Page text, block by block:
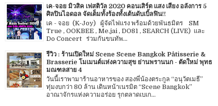
เค-จอย มิวสิค เฟสติวัล 2020 คอนเสิร์ต แสง เสียง อลังการ 5
ศิลปินไอดอล จัดเต็มทั้งร้องทั้งเต้นดับเบิ้ลฟิน!!
เค - จอย (K-Joy) ผู้จัดไฟแรง พร้อมด้วยพันธมิตร SM
True , OOKBEE , Me.jai , DO81 , SEARCH (LIVE) และ
Do Concert ร่วมกันขนทัพ...
รีวิว : ร้านเปิดใหม่ Scene Scene Bangkok Pâtisserie &
Brasserie โมเมนต์แห่งความสุข ย่านพรานนก - ตัดใหม่ พุทธ
มณฑลสาย 4
วันนี้เราพามาร้านอาหารของ สองพี่น้องตระกูล “อนุวัตเมธี”
ทุ่มงบกว่า 80 ล้าน เดินหน้าเนรมิต “Scene Bangkok”
อาณาจักรแห่งความอร่อย รุกตลาดเบเก...